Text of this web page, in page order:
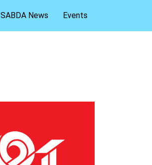
SABDA News Events